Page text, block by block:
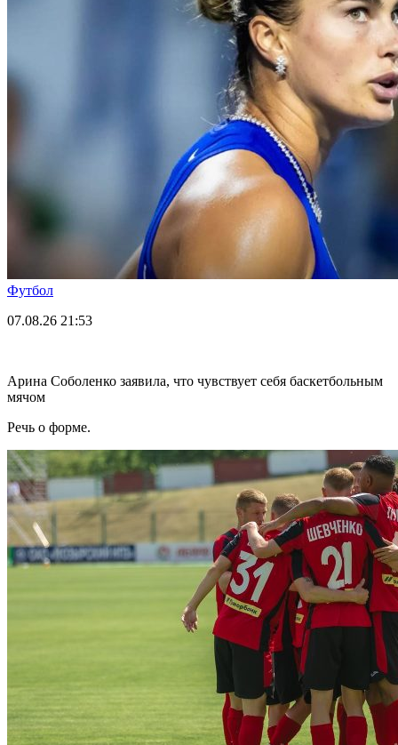
Футбол
07.08.26 21:53
Арина Соболенко заявила, что чувствует себя баскетбольным
мячом
Речь о форме.